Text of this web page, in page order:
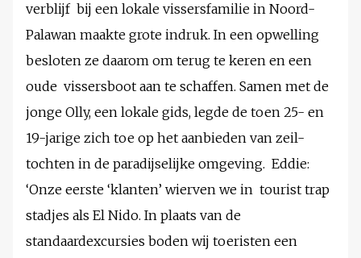
verblijf bij een lokale vissersfamilie in Noord-
Palawan maakte grote indruk. In een opwelling
besloten ze daarom om terug te keren en een
oude vissersboot aan te schaffen. Samen met de
jonge Olly, een lokale gids, legde de toen 25- en
19-jarige zich toe op het aanbieden van zeil-
tochten in de paradijselijke omgeving. Eddie:
‘Onze eerste ‘klanten’ wierven we in tourist trap
stadjes als El Nido. In plaats van de
standaardexcursies boden wij toeristen een